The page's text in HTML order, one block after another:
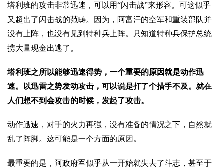
塔利班的攻击非常迅速，可以用“闪击战”来形容。可这似乎
又超出了闪击战的范畴。因为，阿富汗的空军和重装部队并
没有上阵，也没有见到特种兵上阵。只知道特种兵保护总统
携大量现金出逃了。
塔利班之所以能够迅速得势，一个重要的原因就是动作迅
速。以迅雷之势发动攻击，可以说是打了个措手不及。就在
人们想不到会攻击的时候，发起了攻击。
动作迅速，对手的火力再强，没有准备的情况之下，自然就
乱了阵脚。这可能是一个方面的原因。
最重要的是，阿政府军似乎从一开始就失去了斗志，甚至于